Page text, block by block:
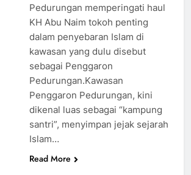
Pedurungan memperingati haul
KH Abu Naim tokoh penting
dalam penyebaran Islam di
kawasan yang dulu disebut
sebagai Penggaron
Pedurungan.Kawasan
Penggaron Pedurungan, kini
dikenal luas sebagai “kampung
santri”, menyimpan jejak sejarah
Islam…
Read More